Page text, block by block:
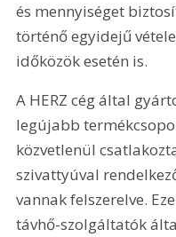
és mennyiséget
történő egyidejű
időközök esetén is.
A HERZ cég által
legújabb
közvetlenül
szivattyúval
vannak felszerelve.
távhő-szolgáltatók